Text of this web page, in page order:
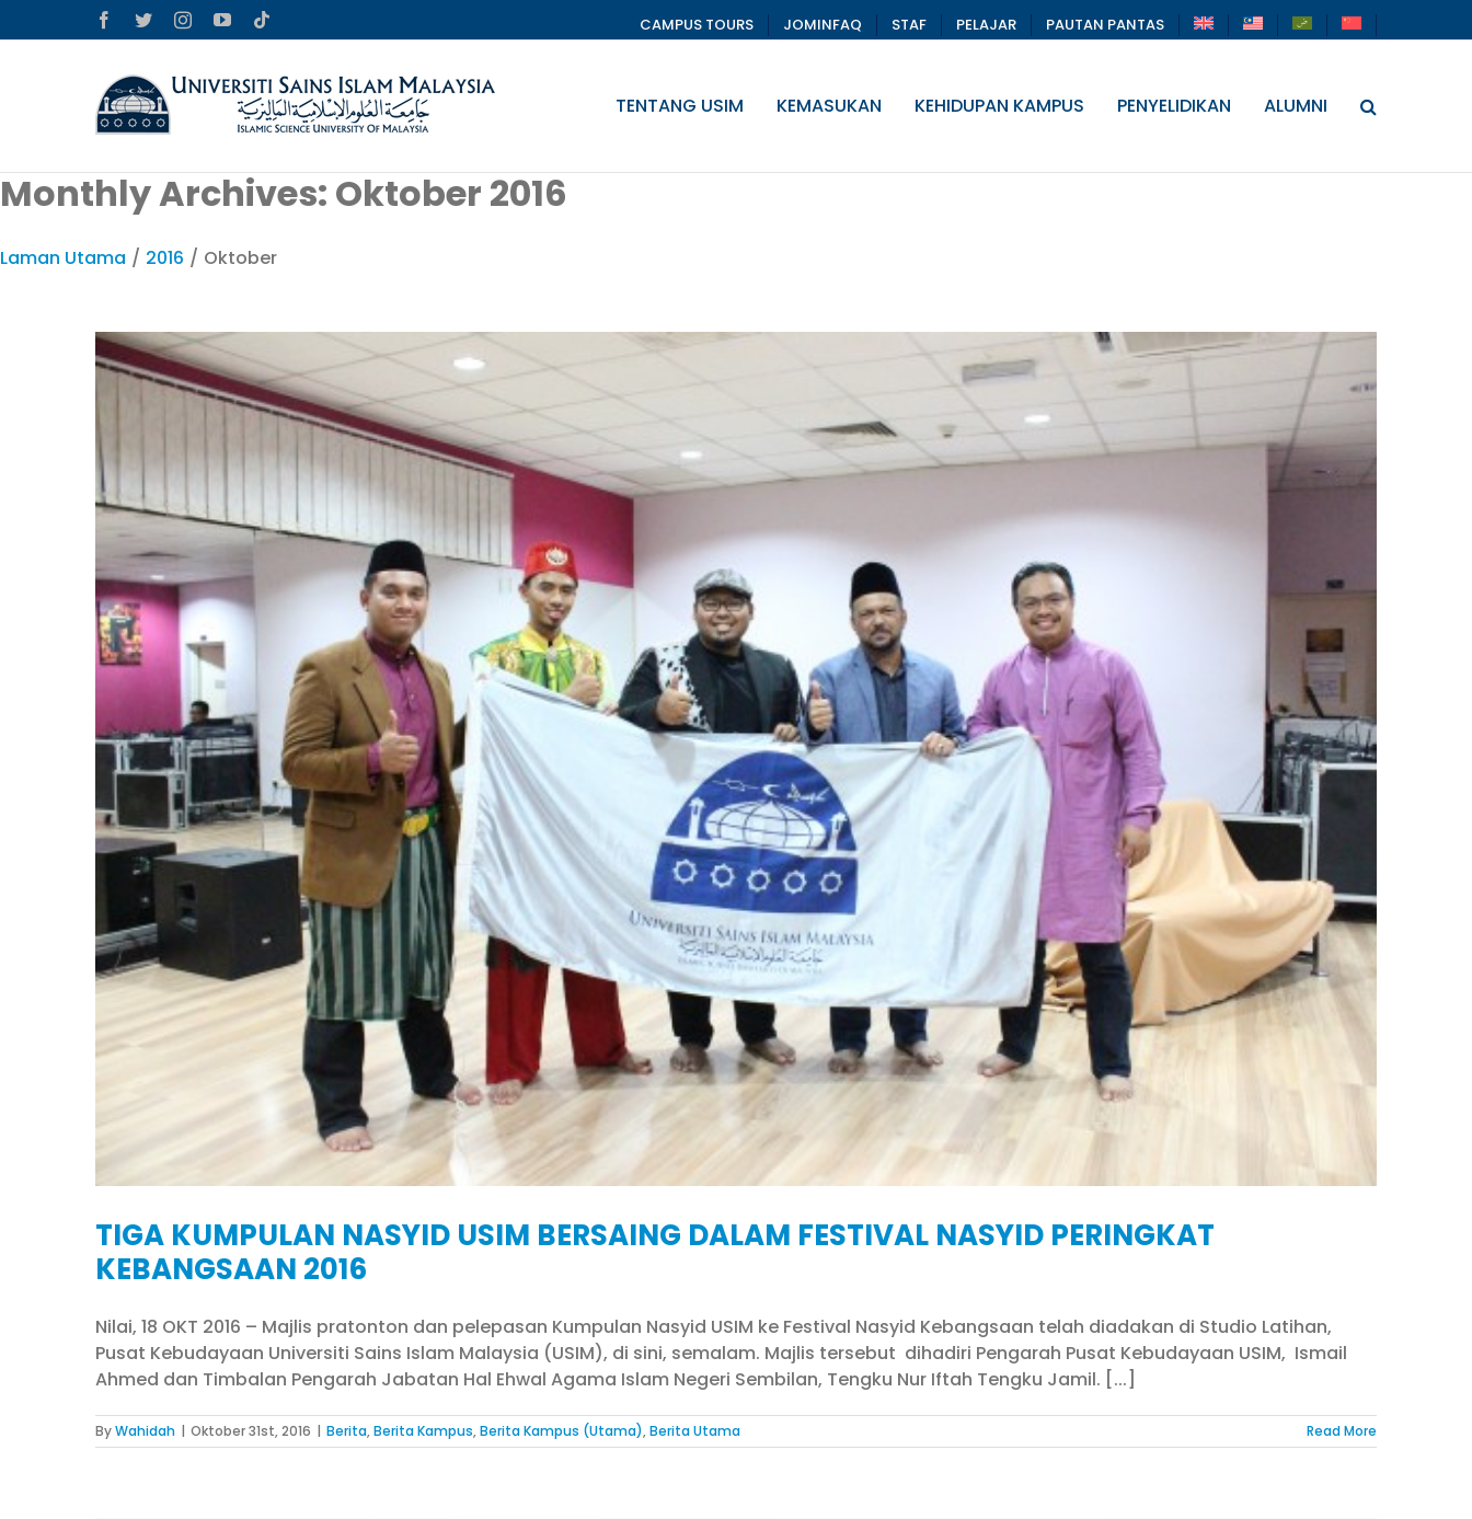
to
Facebook
TwitterInstagramYouTube CAMPUS TOURS JOMINFAQ STAF PELAJAR PAUTAN PANTAS
TENTANG USIM KEMASUKAN KEHIDUPAN KAMPUS PENYELIDIKAN ALUMNI
Monthly Archives: Oktober 2016
Laman Utama / 2016 / Oktober
TIGA KUMPULAN NASYID USIM BERSAING DALAM FESTIVAL NASYID PERINGKAT
KEBANGSAAN 2016
Nilai, 18 OKT 2016 – Majlis pratonton dan pelepasan Kumpulan Nasyid USIM ke Festival Nasyid Kebangsaan telah diadakan di Studio Latihan,
Pusat Kebudayaan Universiti Sains Islam Malaysia (USIM), di sini, semalam. Majlis tersebut dihadiri Pengarah Pusat Kebudayaan USIM, Ismail
Ahmed dan Timbalan Pengarah Jabatan Hal Ehwal Agama Islam Negeri Sembilan, Tengku Nur Iftah Tengku Jamil. [...]
ByWahidah | Oktober 31st, 2016 | Berita,Berita Kampus,Berita Kampus (Utama),Berita Utama Read More